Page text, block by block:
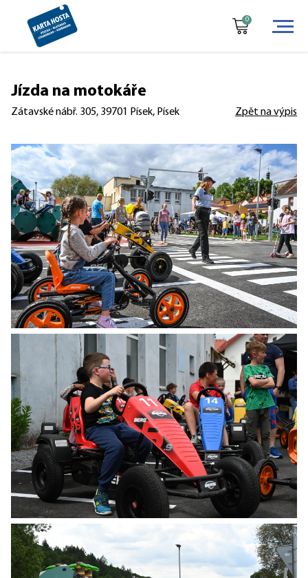
0
Jízda na motokáře
Zátavské nábř. 305, 39701 Písek, Písek Zpět na výpis